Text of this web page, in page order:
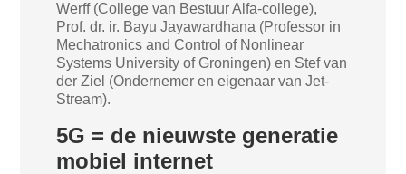
Werff (College van Bestuur Alfa-college),
Prof. dr. ir. Bayu Jayawardhana (Professor in
Mechatronics and Control of Nonlinear
Systems University of Groningen) en Stef van
der Ziel (Ondernemer en eigenaar van Jet-
Stream).
5G = de nieuwste generatie
mobiel internet